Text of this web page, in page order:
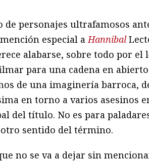
de personajes ultrafamosos
especial aHannibal
alabarse, sobre todo por el
para una cadena en abierto
de una imaginería barroca,
en torno a varios asesinos
del título. No es para
otro sentido del término.
no se va a dejar sin